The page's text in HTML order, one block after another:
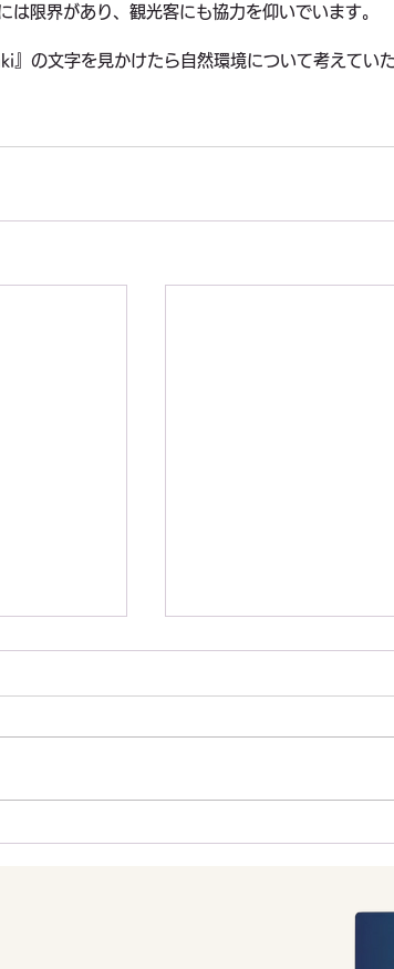
は限界があり、観光客にも協力を仰いでいます。
』の文字を見かけたら自然環境について考えてい
れる聖
峰のラフ